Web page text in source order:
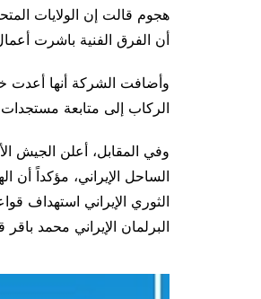
هجوم قالت إن الولايات
أن الفرق الفنية باشرت
وأضافت الشركة أنها أعدت
الركاب إلى متابعة
الساحل الإيراني، مؤكداً
الثوري الإيراني استهداف
البرلمان الإيراني محمد